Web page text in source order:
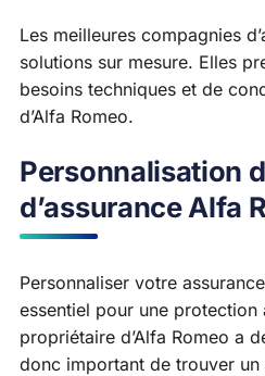
Les meilleures compagnies
solutions sur mesure. Elles
besoins techniques et de
d’Alfa Romeo.
Personnalisation
d’assurance Alfa
Personnaliser votre
essentiel pour une protection
propriétaire d’Alfa Romeo a
donc important de trouver